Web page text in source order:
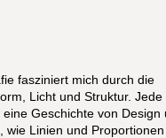
fasziniert mich durch die
Licht und Struktur. Jede
Geschichte von Design
wie Linien und Proportionen